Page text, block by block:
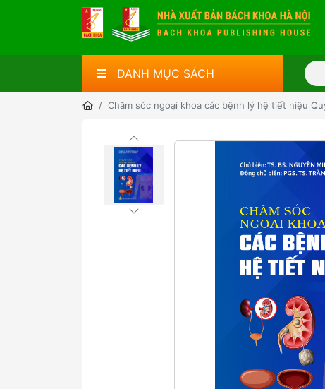
DANH MỤC SÁCH
Chăm sóc ngoại khoa các bệnh lý hệ tiết niệu